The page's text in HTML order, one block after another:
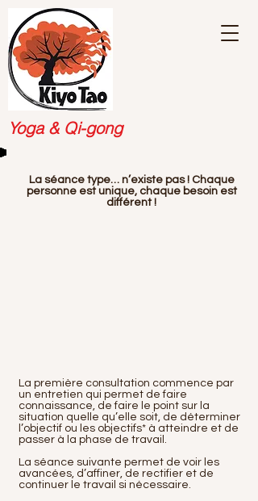
Yoga & Qi-gong
La séance type… n’existe pas ! Chaque
personne est unique, chaque besoin est
différent !
La première consultation commence par
un entretien qui permet de faire
connaissance, de faire le point sur la
situation quelle qu’elle soit, de déterminer
l’objectif ou les objectifs* à atteindre et de
passer à la phase de travail.
La séance suivante permet de voir les
avancées, d’affiner, de rectifier et de
continuer le travail si nécessaire.